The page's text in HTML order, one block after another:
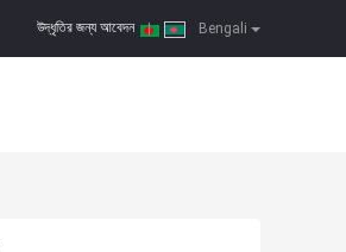
Bengali
উদ্ধৃতির জন্য আবেদন |